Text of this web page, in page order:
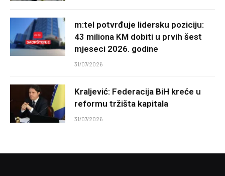
m:tel potvrđuje lidersku poziciju:
43 miliona KM dobiti u prvih šest
mjeseci 2026. godine
31/07/2026
Kraljević: Federacija BiH kreće u
reformu tržišta kapitala
31/07/2026